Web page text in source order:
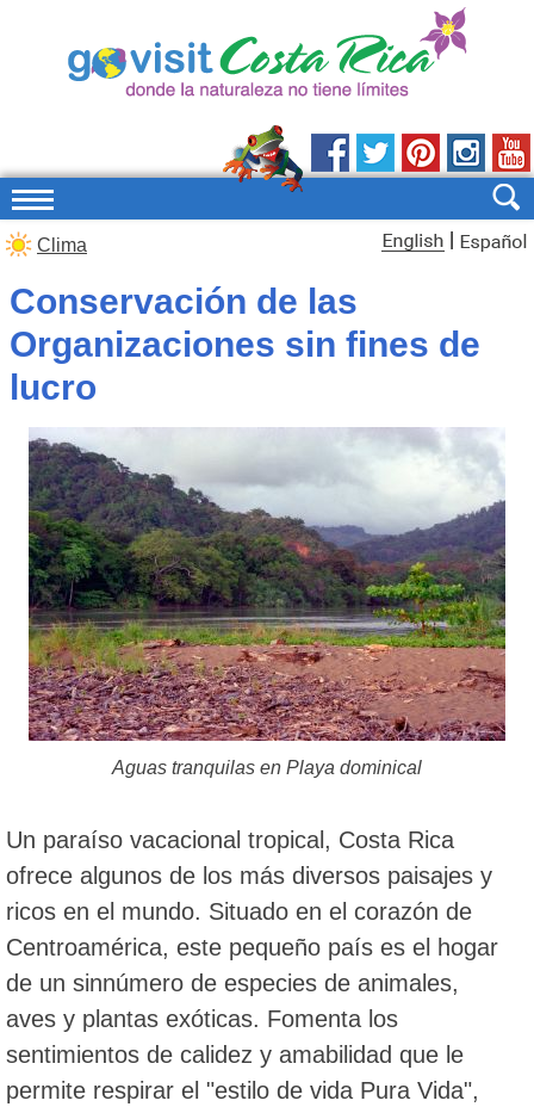
Clima
Conservación de las
Organizaciones sin fines de
lucro
Aguas tranquilas en Playa dominical
Un paraíso vacacional tropical, Costa Rica
ofrece algunos de los más diversos paisajes y
ricos en el mundo. Situado en el corazón de
Centroamérica, este pequeño país es el hogar
de un sinnúmero de especies de animales,
aves y plantas exóticas. Fomenta los
sentimientos de calidez y amabilidad que le
permite respirar el "estilo de vida Pura Vida",